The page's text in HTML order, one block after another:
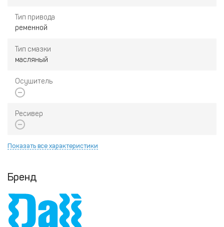
Тип привода
ременной
Тип смазки
масляный
Осушитель
Ресивер
Показать все характеристики
Бренд